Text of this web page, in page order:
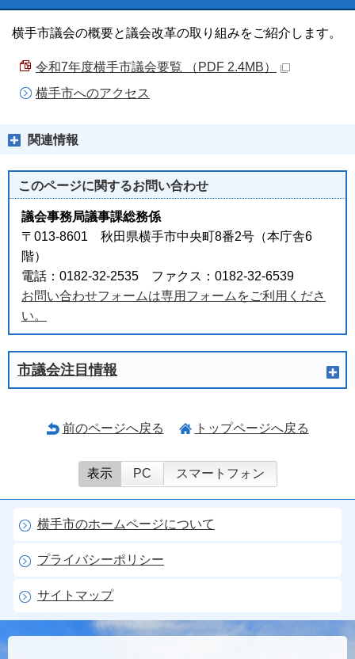
横手市議会の概要と議会改革の取り組みをご紹介します。
令和7年度横手市議会要覧 （PDF 2.4MB）
横手市へのアクセス
関連情報
このページに関するお問い合わせ
議会事務局議事課総務係
〒013-8601 秋田県横手市中央町8番2号（本庁舎6
階）
電話：0182-32-2535 ファクス：0182-32-6539
お問い合わせフォームは専用フォームをご利用くださ
い。
市議会注目情報
前のページへ戻る トップページへ戻る
表示 PC スマートフォン
横手市のホームページについて
プライバシーポリシー
サイトマップ